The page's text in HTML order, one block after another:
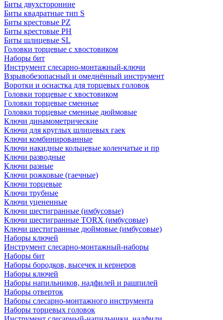
Биты двухсторонние
Биты квадратные тип S
Биты крестовые РZ
Биты крестовые РН
Биты шлицевые SL
Головки торцевые с хвостовиком
Наборы бит
Инструмент слесарно-монтажный-ключи
Взрывобезопасный и омеднённый инструмент
Воротки и оснаcтка для торцевых головок
Головки торцевые с хвостовиком
Головки торцевые сменные
Головки торцевые сменные дюймовые
Ключи динамометрические
Ключи для круглых шлицевых гаек
Ключи комбинированные
Ключи накидные кольцевые коленчатые и пр
Ключи разводные
Ключи разные
Ключи рожковые (гаечные)
Ключи торцевые
Ключи трубные
Ключи уцененные
Ключи шестигранные (имбусовые)
Ключи шестигранные TORX (имбусовые)
Ключи шестигранные дюймовые (имбусовые)
Наборы ключей
Инструмент слесарно-монтажный-наборы
Наборы бит
Наборы бородков, высечек и кернеров
Наборы ключей
Наборы напильников, надфилей и рашпилей
Наборы отверток
Наборы слесарно-монтажного инструмента
Наборы торцевых головок